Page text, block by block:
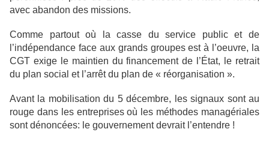
avec abandon des missions.
Comme partout où la casse du service public et de
l’indépendance face aux grands groupes est à l’oeuvre, la
CGT exige le maintien du financement de l’État, le retrait
du plan social et l’arrêt du plan de « réorganisation ».
Avant la mobilisation du 5 décembre, les signaux sont au
rouge dans les entreprises où les méthodes managériales
sont dénoncées: le gouvernement devrait l’entendre !